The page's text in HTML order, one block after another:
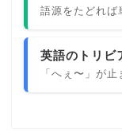
語源をたどれ
英語のトリビ
「へぇ〜」が